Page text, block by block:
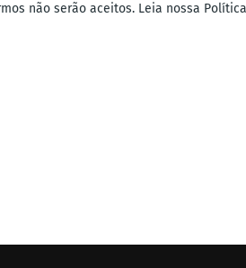
não serão aceitos. Leia nossa